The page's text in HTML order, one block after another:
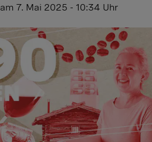
am 7. Mai 2025 - 10:34 Uhr